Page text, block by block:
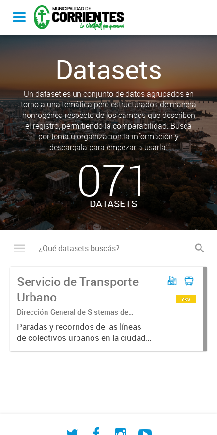
Datasets
Un dataset es un conjunto de datos agrupados en
torno a una temática pero estructurados de manera
homogénea respecto de los campos que describen
el registro, permitiendo la comparabilidad. Busca
por tema u organización la información y
descargala para empezar a usarla.
071
DATASETS
Servicio de Transporte
Urbano
Dirección General de Sistemas de
Información Geográfica
Paradas y recorridos de las líneas
de colectivos urbanos en la ciudad
de Corrientes
csv